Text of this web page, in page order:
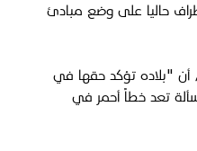
حاليا على وضع مبادئ
أن "بلاده تؤكد حقها في
تعد خطاً أحمر في